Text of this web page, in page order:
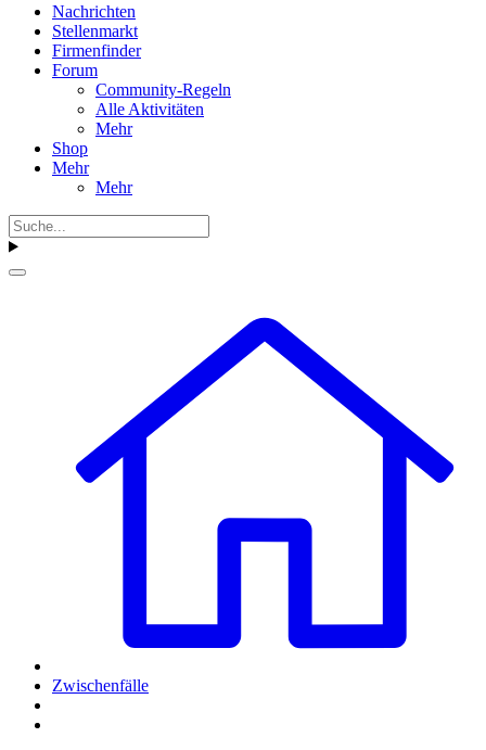
Nachrichten
Stellenmarkt
Firmenfinder
Forum
Community-Regeln
Alle Aktivitäten
Mehr
Shop
Mehr
Mehr
Zwischenfälle